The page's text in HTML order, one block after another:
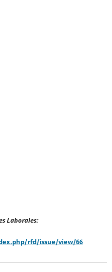
Laborales:
rfd/issue/view/66